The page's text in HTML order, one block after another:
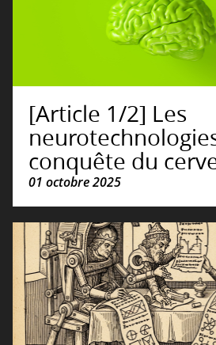
[Article 1/2] Les
conquête du
01 octobre 2025